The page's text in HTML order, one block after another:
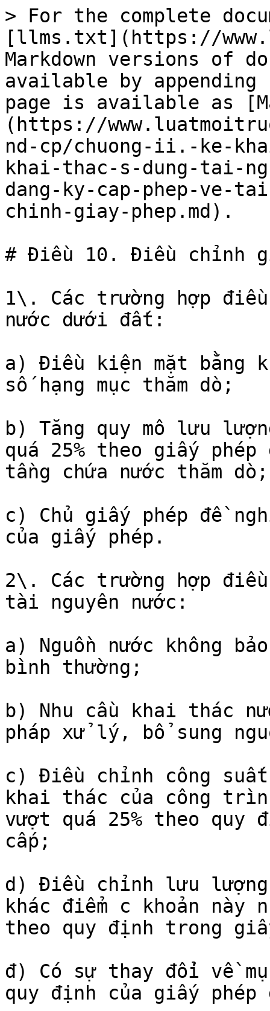
> For the complete
[llms.txt](https://
Markdown versions of
available by
page is available as
(https://
nd-cp/chuong-ii.-ke-
khai-thac-s-dung-tai-
dang-ky-cap-phep-ve-
chinh-giay-phep.md).
# Điều 10. Điều chỉnh
1\. Các trường hợp
nước dưới đất:
a) Điều kiện mặt bằng
số hạng mục thăm dò;
b) Tăng quy mô lưu
quá 25% theo giấy
tầng chứa nước thăm dò;
c) Chủ giấy phép đề
của giấy phép.
2\. Các trường hợp
tài nguyên nước:
a) Nguồn nước không
bình thường;
b) Nhu cầu khai thác
pháp xử lý, bổ sung
c) Điều chỉnh công
khai thác của công
vượt quá 25% theo quy
cấp;
d) Điều chỉnh lưu
khác điểm c khoản này
theo quy định trong
đ) Có sự thay đổi về
quy định của giấy